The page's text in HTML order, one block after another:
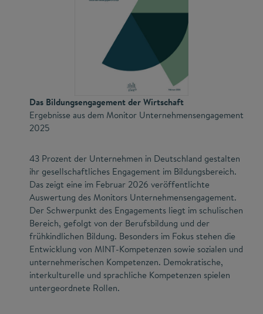
Das Bildungsengagement der Wirtschaft
Ergebnisse aus dem Monitor Unternehmensengagement
2025
43 Prozent der Unternehmen in Deutschland gestalten
ihr gesellschaftliches Engagement im Bildungsbereich.
Das zeigt eine im Februar 2026 veröffentlichte
Auswertung des Monitors Unternehmensengagement.
Der Schwerpunkt des Engagements liegt im schulischen
Bereich, gefolgt von der Berufsbildung und der
frühkindlichen Bildung. Besonders im Fokus stehen die
Entwicklung von MINT-Kompetenzen sowie sozialen und
unternehmerischen Kompetenzen. Demokratische,
interkulturelle und sprachliche Kompetenzen spielen
untergeordnete Rollen.